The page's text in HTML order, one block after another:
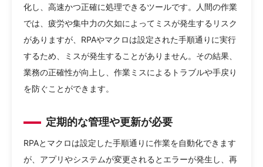
化し、高速かつ正確に処理できるツールです。人間の作業
では、疲労や集中力の欠如によってミスが発生するリスク
がありますが、RPAやマクロは設定された手順通りに実行
するため、ミスが発生することがありません。その結果、
業務の正確性が向上し、作業ミスによるトラブルや手戻り
を防ぐことができます。
定期的な管理や更新が必要
RPAとマクロは設定した手順通りに作業を自動化できます
が、アプリやシステムが変更されるとエラーが発生し、再